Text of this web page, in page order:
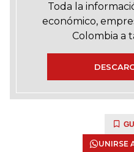
Toda la
económico,
Colombia a
UNIRSE